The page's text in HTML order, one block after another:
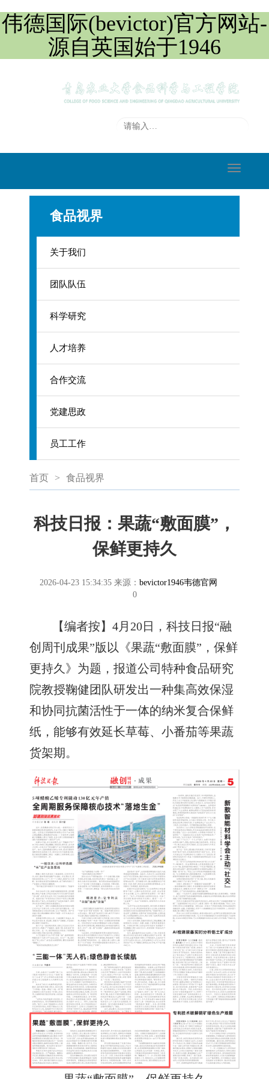
伟德国际(bevictor)官方网站-
源自英国始于1946
切
换
食品视界
关于我们
团队队伍
科学研究
人才培养
合作交流
党建思政
员工工作
首页 > 食品视界
科技日报：果蔬“敷面膜”，
保鲜更持久
2026-04-23 15:34:35 来源： bevictor1946韦德官网
0
【编者按】4月20日，科技日报“融
创周刊成果”版以《果蔬“敷面膜”，保鲜
更持久》为题，报道公司特种食品研究
院教授鞠健团队研发出一种集高效保湿
和协同抗菌活性于一体的纳米复合保鲜
纸，能够有效延长草莓、小番茄等果蔬
货架期。